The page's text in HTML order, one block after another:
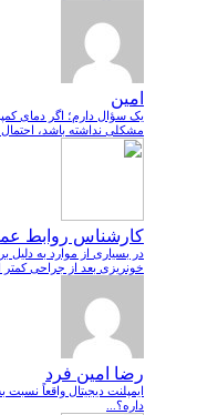
امین
یک سؤال دارم؛ اگر دمای
مشکلی نداشته باشد،
کارشناس روابط
در بسیاری از موارد به دلیل
خونریزی بعد از جراحی
رضا امین فرد
ایمپلنت دیجیتال واقعاً
داره؟...